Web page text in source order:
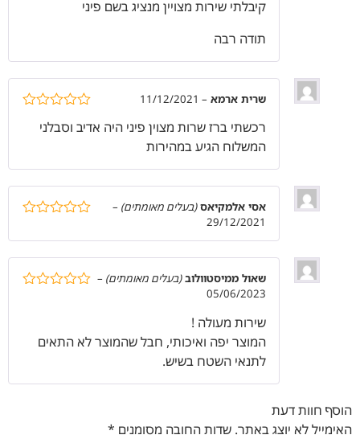
קיבלתי שירות מצויין מנציג בשם פיני
תודה רבה
5
שרית ארמא –
11/12/2021
רכשתי ברז שרות מצוין פיני היה אדיב וסבלני
המשלוח הגיע במהירות
5
אסי אלמקיאס(בעלים מאומתים) –
29/12/2021
שאול ממיסטוולוב(בעלים מאומתים) –
05/06/2023
שירות מעולה !
המוצר יפה ואיכותי, חבל שהמוצר לא התאים
לתנאי השטח בשיש.
הוסף חוות דעת
האימייל לא יוצג באתר. שדות החובה מסומנים *